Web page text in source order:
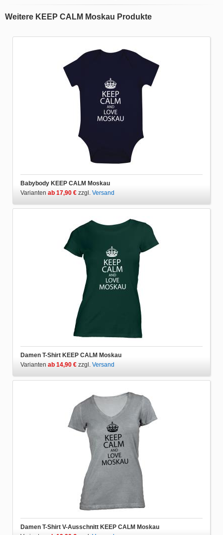
Weitere KEEP CALM Moskau Produkte
Babybody KEEP CALM Moskau
Varianten ab 17,90 € zzgl. Versand
Damen T-Shirt KEEP CALM Moskau
Varianten ab 14,90 € zzgl. Versand
Damen T-Shirt V-Ausschnitt KEEP CALM Moskau